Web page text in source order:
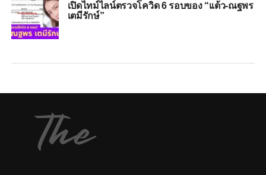
เปิดไทม์ไลน์ตรวจโควิด 6 รอบของ “เเต้ว-ณฐพร
เตมีรักษ์”